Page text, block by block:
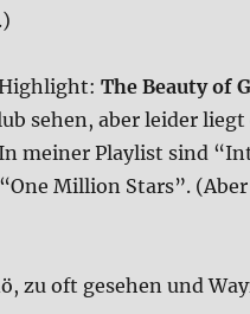
The Beau­ty of
sehen, aber lei­der
mei­ner Play­list sind
Mil­li­on Stars”.
zu oft gese­hen und